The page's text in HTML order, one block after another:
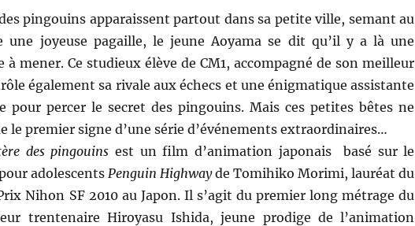
pingouins apparaissent partout dans sa petite ville, semant au
une joyeuse pagaille, le jeune Aoyama se dit qu’il y a là une
à mener. Ce studieux élève de CM1, accompagné de son meilleur
également sa rivale aux échecs et une énigmatique assistante
pour percer le secret des pingouins. Mais ces petites bêtes ne
le premier signe d’une série d’événements extraordinaires…
des pingouins est un film d’animation japonais basé sur le
adolescents Penguin Highwayde Tomihiko Morimi, lauréat du
Nihon SF 2010 au Japon. Il s’agit du premier long métrage du
trentenaire Hiroyasu Ishida, jeune prodige de l’animation